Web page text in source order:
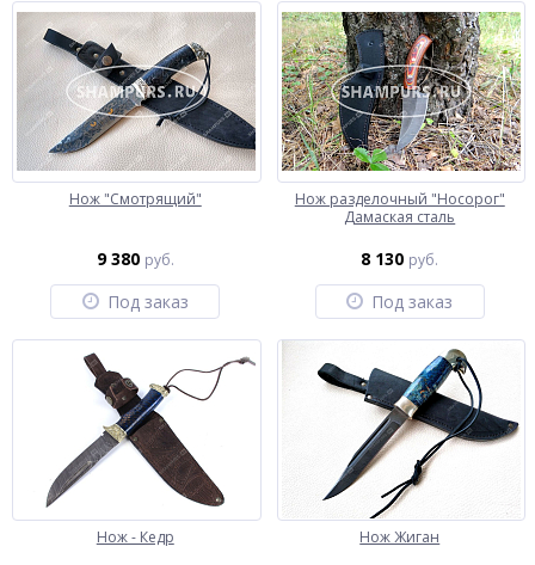
Нож "Смотрящий"
9 380 руб.
Под заказ
Нож разделочный "Носорог"
Дамаская сталь
8 130 руб.
Под заказ
Нож - Кедр Нож Жиган